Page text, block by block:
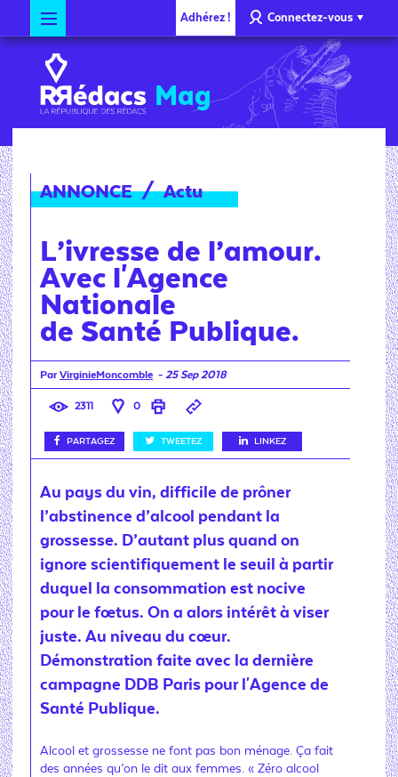
Connectez-vous
Adhérez !
Mag
ANNONCE / Actu
L’ivresse de l’amour.
Avec l'Agence
Nationale
de Santé Publique.
ParVirginieMoncomble - 25 Sep 2018
2311 0
PARTAGEZ TWEETEZ LINKEZ
Au pays du vin, difficile de prôner
l’abstinence d’alcool pendant la
grossesse. D’autant plus quand on
ignore scientifiquement le seuil à partir
duquel la consommation est nocive
pour le fœtus. On a alors intérêt à viser
juste. Au niveau du cœur.
Démonstration faite avec la dernière
campagne DDB Paris pour l'Agence de
Santé Publique.
Alcool et grossesse ne font pas bon ménage. Ça fait
des années qu’on le dit aux femmes. « Zéro alcool